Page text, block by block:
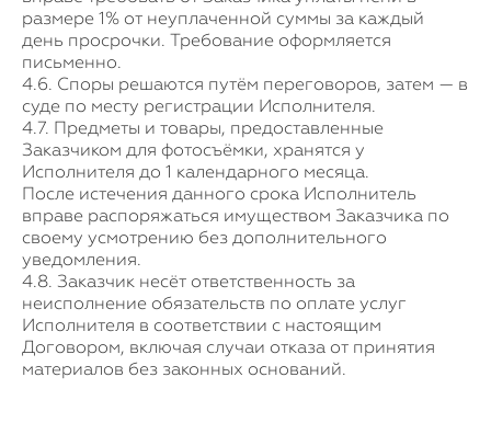
размере 1% от неуплаченной суммы за каждый
день просрочки. Требование оформляется
письменно.
4.6. Споры решаются путём переговоров, затем — в
суде по месту регистрации Исполнителя.
4.7. Предметы и товары, предоставленные
Заказчиком для фотосъёмки, хранятся у
Исполнителя до 1 календарного месяца.
После истечения данного срока Исполнитель
вправе распоряжаться имуществом Заказчика по
своему усмотрению без дополнительного
уведомления.
4.8. Заказчик несёт ответственность за
неисполнение обязательств по оплате услуг
Исполнителя в соответствии с настоящим
Договором, включая случаи отказа от принятия
материалов без законных оснований.